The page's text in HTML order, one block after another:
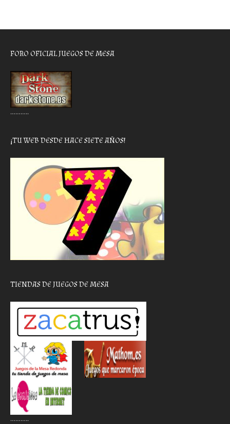
FORO OFICIAL JUEGOS DE MESA
………..
¡TU WEB DESDE HACE SIETE AÑOS!
TIENDAS DE JUEGOS DE MESA
………..